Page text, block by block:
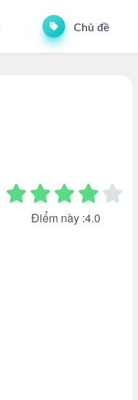
Chủ đề
Điểm này :4.0